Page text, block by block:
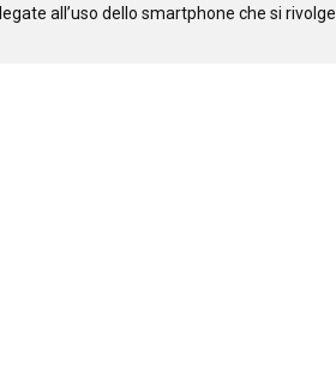
all’uso dello smartphone che si rivolge